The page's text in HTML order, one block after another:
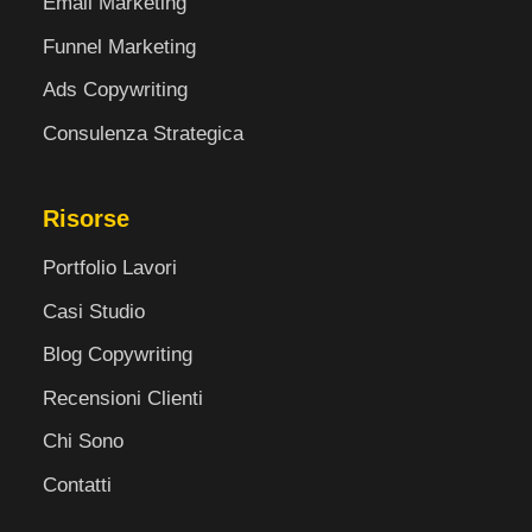
Funnel Marketing
Ads Copywriting
Consulenza Strategica
Risorse
Portfolio Lavori
Casi Studio
Blog Copywriting
Recensioni Clienti
Chi Sono
Contatti